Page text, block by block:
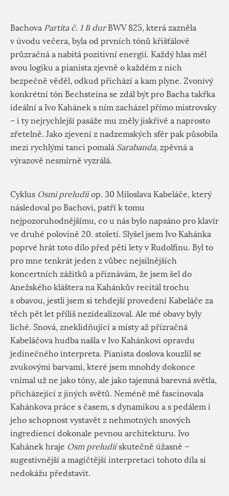
Bachova Partita č. 1 B durBWV 825, která zazněla
v úvodu večera, byla od prvních tónů křišťálově
průzračná a nabitá pozitivní energií. Každý hlas měl
svou logiku a pianista zjevně o každém z nich
bezpečně věděl, odkud přichází a kam plyne. Zvonivý
konkrétní tón Bechsteina se zdál být pro Bacha takřka
ideální a Ivo Kahánek s ním zacházel přímo mistrovsky
– i ty nejrychlejší pasáže mu zněly jiskřivě a naprosto
zřetelně. Jako zjevení z nadzemských sfér pak působila
mezi rychlými tanci pomalá Sarabanda, zpěvná a
výrazově nesmírně vyzrálá.
Cyklus Osmi preludiíop. 30 Miloslava Kabeláče, který
následoval po Bachovi, patří k tomu
nejpozoruhodnějšímu, co u nás bylo napsáno pro klavír
ve druhé polovině 20. století. Slyšel jsem Ivo Kahánka
poprvé hrát toto dílo před pěti lety v Rudolfinu. Byl to
pro mne tenkrát jeden z vůbec nejsilnějších
koncertních zážitků a přiznávám, že jsem šel do
Anežského kláštera na Kahánkův recitál trochu
s obavou, jestli jsem si tehdejší provedení Kabeláče za
těch pět let příliš nezidealizoval. Ale mé obavy byly
liché. Snová, zneklidňující a místy až přízračná
Kabeláčova hudba našla v Ivo Kahánkovi opravdu
jedinečného interpreta. Pianista doslova kouzlil se
zvukovými barvami, které jsem mnohdy dokonce
vnímal už ne jako tóny, ale jako tajemná barevná světla,
přicházející z jiných světů. Neméně mě fascinovala
Kahánkova práce s časem, s dynamikou a s pedálem i
jeho schopnost vystavět z nehmotných snových
ingrediencí dokonale pevnou architekturu. Ivo
Kahánek hraje Osm preludiískutečně úžasně –
sugestivnější a magičtější interpretaci tohoto díla si
nedokážu představit.